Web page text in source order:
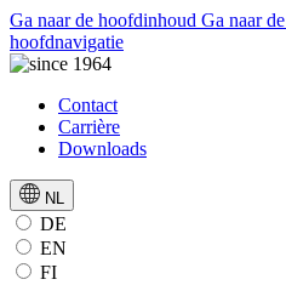
Ga naar de hoofdinhoud Ga naar
hoofdnavigatie
Contact
Carrière
Downloads
NL
DE
EN
FI